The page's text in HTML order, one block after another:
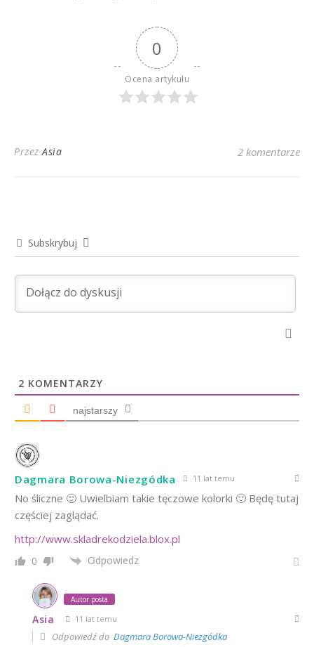
0
Ocena artykułu
PrzezAsia 2 komentarze
Subskrybuj
2 KOMENTARZY
najstarszy
Dagmara Borowa-Niezgódka 11 lat temu
No śliczne 🙂 Uwielbiam takie tęczowe kolorki 🙂 Będę tutaj
częściej zaglądać.
http://www.skladrekodziela.blox.pl
0 Odpowiedz
Autor posta
Asia 11 lat temu
Odpowiedź do Dagmara Borowa-Niezgódka